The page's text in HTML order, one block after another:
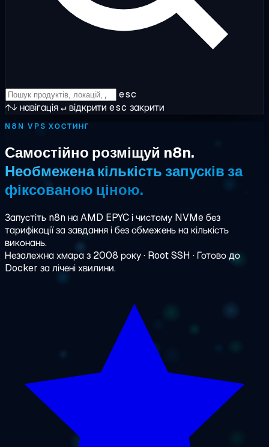
esc
↑↓ навігація↵відкрити esc закрити
N8N VPS ХОСТИНГ
Самостійно розміщуй n8n.
Необмежена кількість запусків за
фіксованою ціною.
Запустіть n8n на AMD EPYC і чистому NVMe без
тарифікації за завдання і без обмежень на кількість
виконань.
Незалежна хмара з 2008 року · Root SSH · Готово до
Docker за лічені хвилини.